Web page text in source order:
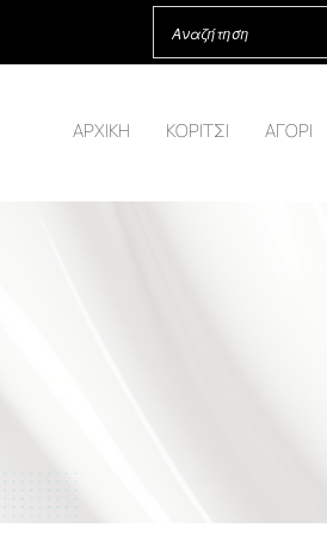
ΑΡΧΙΚΗ ΚΟΡΙΤΣΙ ΑΓΟΡΙ